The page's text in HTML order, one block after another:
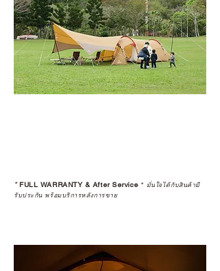
*FULL WARRANTY & After Service * มั่นใจได้กับสินค้ามี
รับประกัน พร้อมบริการหลังการขาย